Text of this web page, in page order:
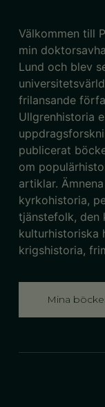
Välkommen till
min
Lund och blev
frilansande
Ullgrenhistoria
publicerat
om
artiklar.
kyrkohistoria,
tjänstefolk, den
kulturhistoriska
krigshistoria, f
Mina